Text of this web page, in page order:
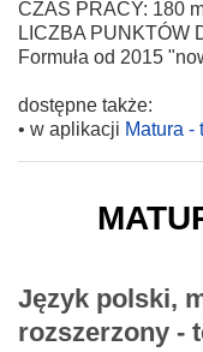
CZAS PRACY: 180
LICZBA PUNKTÓW
Formuła od 2015
dostępne także:
• w aplikacji Matura -
Język polski,
rozszerzony -